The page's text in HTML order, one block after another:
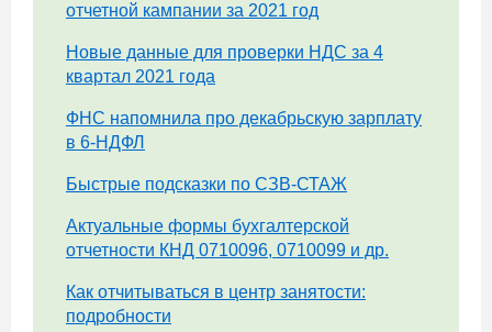
отчетной кампании за 2021 год
Новые данные для проверки НДС за 4
квартал 2021 года
ФНС напомнила про декабрьскую зарплату
в 6-НДФЛ
Быстрые подсказки по СЗВ-СТАЖ
Актуальные формы бухгалтерской
отчетности КНД 0710096, 0710099 и др.
Как отчитываться в центр занятости:
подробности